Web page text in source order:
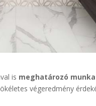
is meghatározó
végeredmény